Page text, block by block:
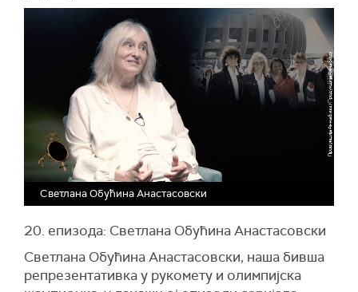
Светлана Обућина Анастасовски
20. епизода: Светлана Обућина Анастасовски
Светлана Обућина Анастасовски, наша бивша
репрезентативка у рукомету и олимпијска